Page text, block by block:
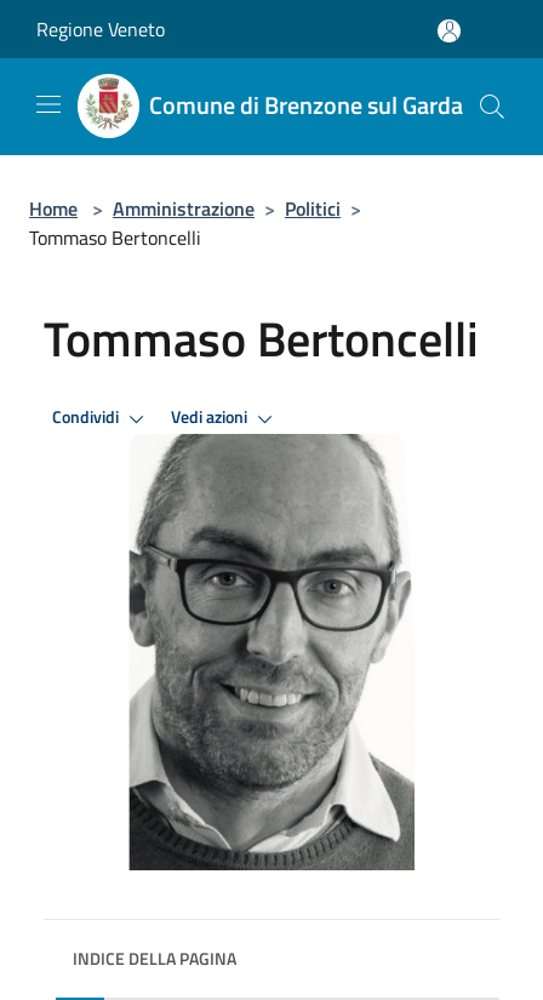
Regione Veneto
Comune di Brenzone sul Garda
Home > Amministrazione > Politici >
Tommaso Bertoncelli
Tommaso Bertoncelli
Condividi Vedi azioni
INDICE DELLA PAGINA